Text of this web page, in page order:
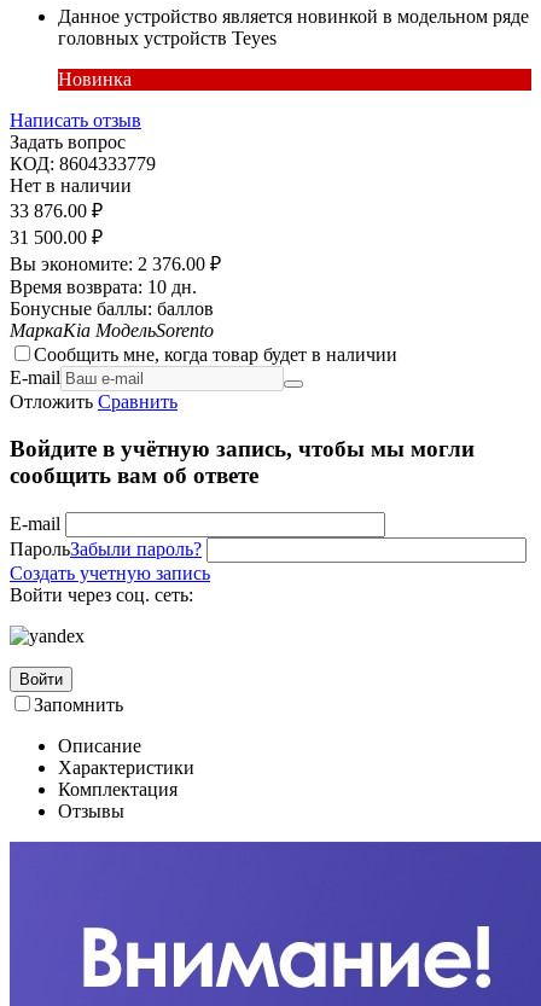
Данное устройство является новинкой в модельном ряде
головных устройств Teyes
Новинка
Написать отзыв
Задать вопрос
КОД: 8604333779
Нет в наличии
33 876.00 ₽
31 500.00 ₽
Вы экономите: 2 376.00 ₽
Время возврата: 10 дн.
Бонусные баллы: баллов
МаркаKia МодельSorento
Сообщить мне, когда товар будет в наличии
E-mail
Отложить Сравнить
Войдите в учётную запись, чтобы мы могли
сообщить вам об ответе
E-mail
ПарольЗабыли пароль?
Создать учетную запись
Войти через соц. сеть:
Войти
Запомнить
Описание
Характеристики
Комплектация
Отзывы